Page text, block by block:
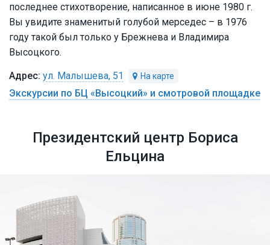
последнее стихотворение, написанное в июне 1980 г.
Вы увидите знаменитый голубой мерседес – в 1976
году такой был только у Брежнева и Владимира
Высоцкого.
ул. Малышева, 51
Экскурсии по БЦ «Высоцкий» и смотровой площадке
Президентский центр Бориса
Ельцина